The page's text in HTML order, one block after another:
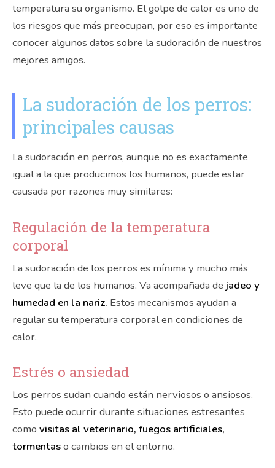
temperatura su organismo. El golpe de calor es uno de
los riesgos que más preocupan, por eso es importante
conocer algunos datos sobre la sudoración de nuestros
mejores amigos.
La sudoración de los perros:
principales causas
La sudoración en perros, aunque no es exactamente
igual a la que producimos los humanos, puede estar
causada por razones muy similares:
Regulación de la temperatura
corporal
La sudoración de los perros es mínima y mucho más
leve que la de los humanos. Va acompañada de jadeo y
humedad en la nariz. Estos mecanismos ayudan a
regular su temperatura corporal en condiciones de
calor.
Estrés o ansiedad
Los perros sudan cuando están nerviosos o ansiosos.
Esto puede ocurrir durante situaciones estresantes
como visitas al veterinario, fuegos artificiales,
tormentaso cambios en el entorno.